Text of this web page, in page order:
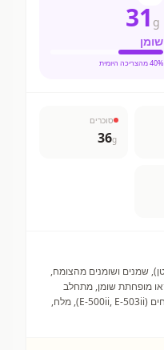
31 g
שומן
40% מהצריכה היומית
סוכרים
36g
שמנים ושומנים מהצומח,
6%, אבקת קקאו מופחתת שומן, מתחלב
(לציטין לפתית), חומרי טעם וריח, מתפיחים (E-500ii, E-503ii), מלח,